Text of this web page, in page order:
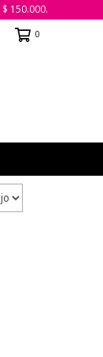
150.000.
0